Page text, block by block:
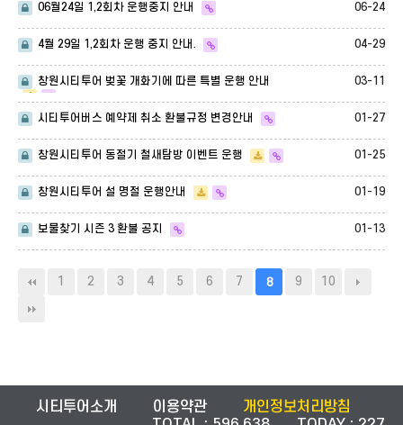
06월24일 1,2회차 운행중지 안내 06-24
4월 29일 1,2회차 운행 중지 안내. 04-29
창원시티투어 벚꽃 개화기에 따른 특별 운행 안내 03-11
시티투어버스 예약제 취소 환불규정 변경안내 01-27
창원시티투어 동절기 철새탐방 이벤트 운행 01-25
창원시티투어 설 명절 운행안내 01-19
보물찾기 시즌 3 환불 공지 01-13
1 2 3 4 5 6 7 8 9 10
시티투어소개 이용약관
개인정보처리방침